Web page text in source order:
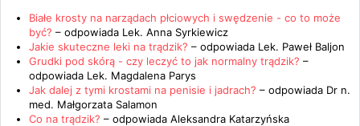
Białe krosty na narządach płciowych i swędzenie - co to może
być? – odpowiada Lek. Anna Syrkiewicz
Jakie skuteczne leki na trądzik? – odpowiada Lek. Paweł Baljon
Grudki pod skórą - czy leczyć to jak normalny trądzik? –
odpowiada Lek. Magdalena Parys
Jak dalej z tymi krostami na penisie i jadrach? – odpowiada Dr n.
med. Małgorzata Salamon
Co na trądzik? – odpowiada Aleksandra Katarzyńska